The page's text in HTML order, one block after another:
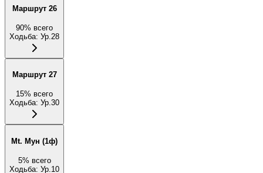
Маршрут 26
90% всего
Ходьба: Ур.28
Маршрут 27
15% всего
Ходьба: Ур.30
Mt. Мун (1ф)
5% всего
Ходьба: Ур.10